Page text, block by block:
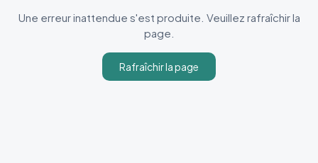
Une erreur inattendue s'est produite. Veuillez rafraîchir la
page.
Rafraîchir la page